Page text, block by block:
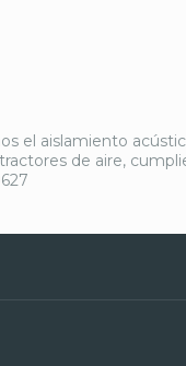
el aislamiento
de aire,